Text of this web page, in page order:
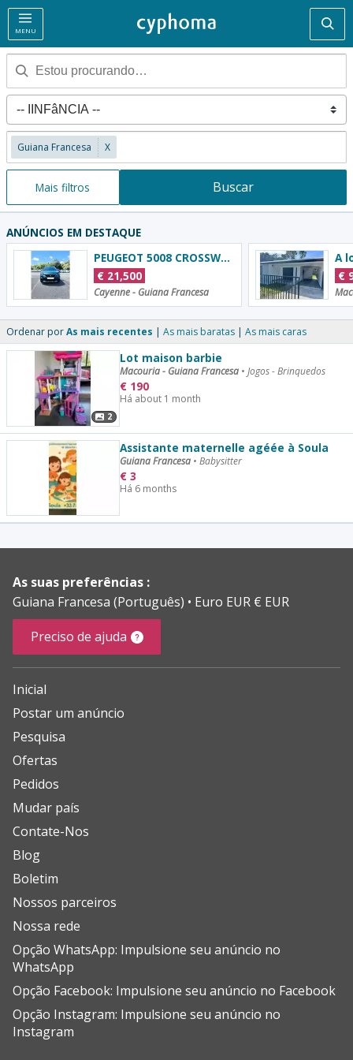
MENU
Guiana Francesa X
Mais filtros Buscar
ANÚNCIOS EM DESTAQUE
PEUGEOT 5008 CROSSWAY 7 PLACES
€ 21,500
Cayenne - Guiana Francesa
€
Ordenar porAs mais recentes As mais baratas As mais caras
2
Lot maison barbie
Macouria - Guiana Francesa • Jogos - Brinquedos
€ 190
Há about 1 month
Assistante maternelle agéée à Soula
Guiana Francesa • Babysitter
€ 3
Há 6 months
As suas preferências :
Guiana Francesa (Português)
Euro EUR € EUR
Preciso de ajuda
Inicial
Postar um anúncio
Pesquisa
Ofertas
Pedidos
Mudar país
Contate-Nos
Blog
Boletim
Nossos parceiros
Nossa rede
Opção WhatsApp: Impulsione seu anúncio no
WhatsApp
Opção Facebook: Impulsione seu anúncio no Facebook
Opção Instagram: Impulsione seu anúncio no
Instagram